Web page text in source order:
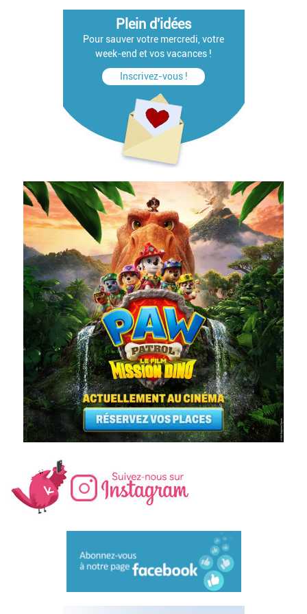
Plein d'idées
Pour sauver votre mercredi, votre
week-end et vos vacances !
Inscrivez-vous !